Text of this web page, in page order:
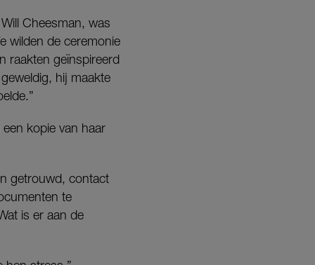
Cheesman, was
wilden de ceremonie
raakten geïnspireerd
hij maakte
kopie van haar
getrouwd, contact
te
is er aan de